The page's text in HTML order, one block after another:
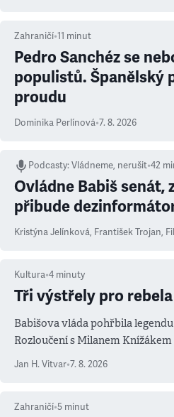
Zahraničí•11 minut
Pedro Sanchéz se
populistů. Španělský
proudu
Dominika Perlínová•7. 8. 2026
Podcasty:Vládneme, nerušit•42
Ovládne Babiš senát,
přibude
Kristýna Jelínková, František Trojan,
Kultura•4 minuty
Tři výstřely pro rebela
Babišova vláda pohřbila
Rozloučení s Milanem
Jan H. Vitvar•7. 8. 2026
Zahraničí•5 minut